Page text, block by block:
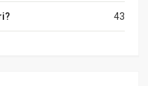
43